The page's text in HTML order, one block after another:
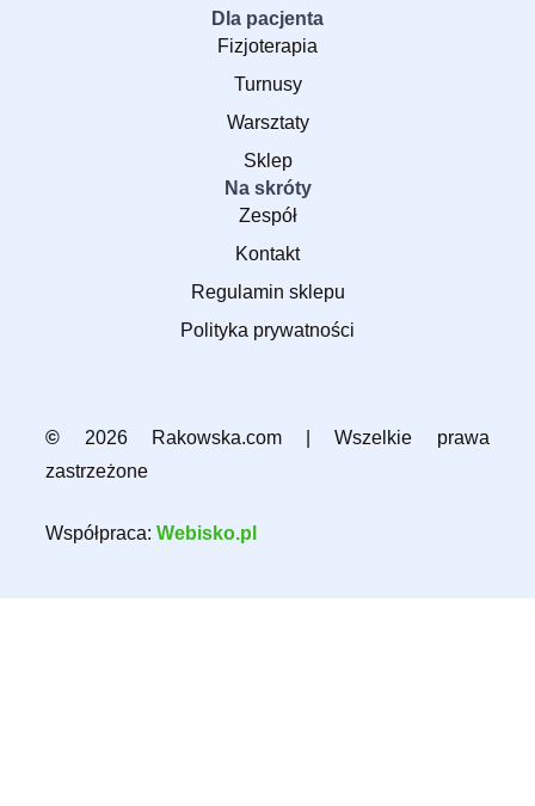
Dla pacjenta
Fizjoterapia
Turnusy
Warsztaty
Sklep
Na skróty
Zespół
Kontakt
Regulamin sklepu
Polityka prywatności
© 2026 Rakowska.com | Wszelkie prawa
zastrzeżone
Współpraca:Webisko.pl